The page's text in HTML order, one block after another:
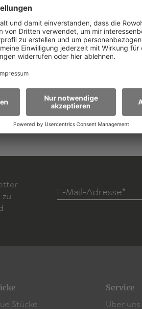
vonHanno Helbling
E-Mail-Adresse*
Stücke
Service
Über uns